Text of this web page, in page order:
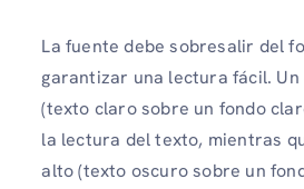
La fuente debe sobresalir del
garantizar una lectura fácil.
(texto claro sobre un fondo
la lectura del texto, mientras
alto (texto oscuro sobre un